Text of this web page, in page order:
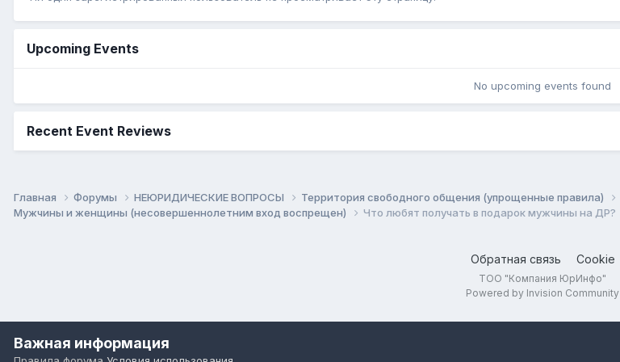
Upcoming Events
No upcoming events found
Recent Event Reviews
Главная Форумы НЕЮРИДИЧЕСКИЕ ВОПРОСЫ
Территория свободного общения (упрощенные правила)
Мужчины и женщины (несовершеннолетним вход воспрещен)
Что любят получать в подарок мужчины на ДР?
Обратная связь Cookie
ТОО "Компания ЮрИнфо"
Powered by Invision Community
Важная информация